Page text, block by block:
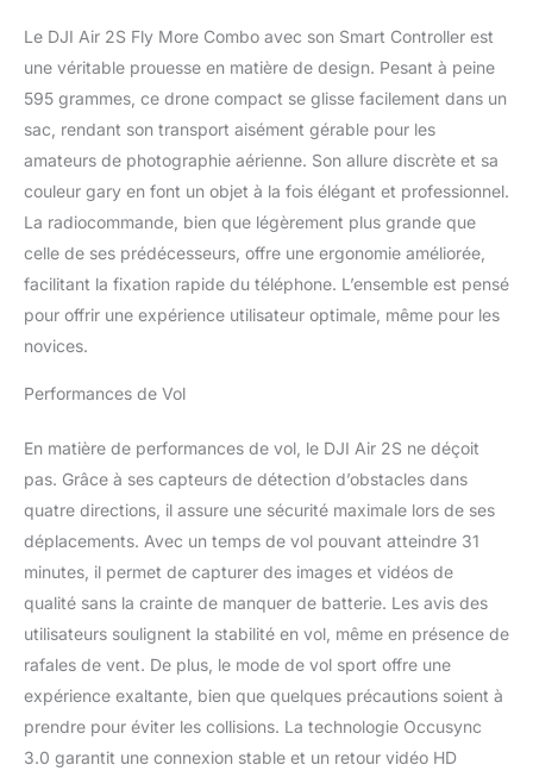
di servizio DJI Care e il
prodotto corrispondente
devono essere acquistati
dallo stesso paese o
regione. Il piano di
servizio può essere
associato solo a un
canale di vendita ufficiale
o autorizzato di DJI e
utilizzato nel paese o
nella regione in cui è
tracolla, due batterie
extra, DJI Care Refresh
per la copertura da danni
accidentali, fino a due
altro ancora per un
tempo di volo
prolungato, senza
preoccupazioni e
migliorata. 【Sensore
CMOS 1”】Dotato di un
sensore di immagine da
Le DJI Air 2S Fly More Combo avec son Smart Controller est
une véritable prouesse en matière de design. Pesant à peine
595 grammes, ce drone compact se glisse facilement dans un
sac, rendant son transport aisément gérable pour les
amateurs de photographie aérienne. Son allure discrète et sa
couleur gary en font un objet à la fois élégant et professionnel.
La radiocommande, bien que légèrement plus grande que
celle de ses prédécesseurs, offre une ergonomie améliorée,
facilitant la fixation rapide du téléphone. L’ensemble est pensé
pour offrir une expérience utilisateur optimale, même pour les
novices.
Performances de Vol
En matière de performances de vol, le DJI Air 2S ne déçoit
pas. Grâce à ses capteurs de détection d’obstacles dans
quatre directions, il assure une sécurité maximale lors de ses
déplacements. Avec un temps de vol pouvant atteindre 31
minutes, il permet de capturer des images et vidéos de
qualité sans la crainte de manquer de batterie. Les avis des
utilisateurs soulignent la stabilité en vol, même en présence de
rafales de vent. De plus, le mode de vol sport offre une
expérience exaltante, bien que quelques précautions soient à
prendre pour éviter les collisions. La technologie Occusync
3.0 garantit une connexion stable et un retour vidéo HD